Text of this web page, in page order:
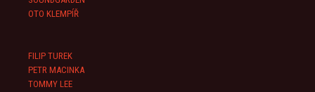
OTO KLEMPÍŘ
FILIP TUREK
PETR MACINKA
TOMMY LEE